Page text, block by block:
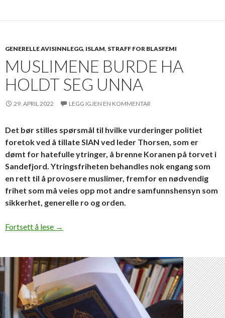
GENERELLE AVISINNLEGG, ISLAM, STRAFF FOR BLASFEMI
MUSLIMENE BURDE HA
HOLDT SEG UNNA
29. APRIL 2022 LEGG IGJEN EN KOMMENTAR
Det bør stilles spørsmål til hvilke vurderinger politiet
foretok ved å tillate SIAN ved leder Thorsen, som er
dømt for hatefulle ytringer, å brenne Koranen på torvet i
Sandefjord. Ytringsfriheten behandles nok engang som
en rett til å provosere muslimer, fremfor en nødvendig
frihet som må veies opp mot andre samfunnshensyn som
sikkerhet, generelle ro og orden.
Fortsett å lese Muslimene burde ha holdt seg unna
→